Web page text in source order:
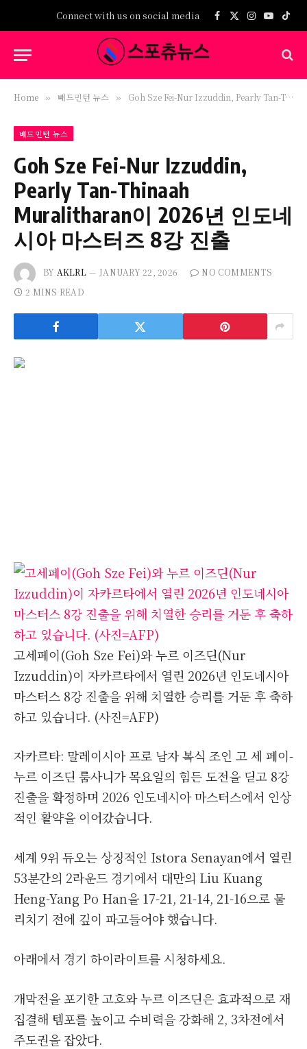
Connect with us on social media Facebook
X
Instagram
Home » 배드민턴 뉴스 » Goh Sze Fei-Nur Izzuddin, Pearly Tan-Thinaah Muralitharan이 2026년 인도네시아 마스터즈 8강 진출
배드민턴 뉴스
Goh Sze Fei-Nur Izzuddin,
Pearly Tan-Thinaah
Muralitharan이 2026년 인도네
시아 마스터즈 8강 진출
BY AKLRL JANUARY 22, 2026
NO COMMENTS
2 MINS READ
고세페이(Goh Sze Fei)와 누르 이즈딘(Nur
Izzuddin)이 자카르타에서 열린 2026년 인도네시아
마스터스 8강 진출을 위해 치열한 승리를 거둔 후 축하
하고 있습니다. (사진=AFP)
자카르타: 말레이시아 프로 남자 복식 조인 고 세 페이-
누르 이즈딘 룸사니가 목요일의 힘든 도전을 딛고 8강
진출을 확정하며 2026 인도네시아 마스터스에서 인상
적인 활약을 이어갔습니다.
세계 9위 듀오는 상징적인 Istora Senayan에서 열린
53분간의 2라운드 경기에서 대만의 Liu Kuang
Heng-Yang Po Han을 17-21, 21-14, 21-16으로 물
리치기 전에 깊이 파고들어야 했습니다.
아래에서 경기 하이라이트를 시청하세요.
개막전을 포기한 고흐와 누르 이즈딘은 효과적으로 재
집결해 템포를 높이고 수비력을 강화해 2, 3차전에서
주도권을 잡았다.